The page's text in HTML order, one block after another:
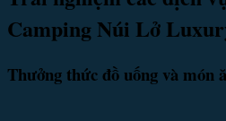
Camping Núi Lở
Thưởng thức đồ uống và món